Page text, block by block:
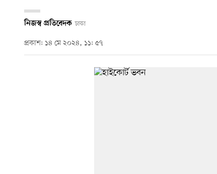
নিজস্ব প্রতিবেদক ঢাকা
প্রকাশ: ১৪ মে ২০২৪, ১১: ৫৭